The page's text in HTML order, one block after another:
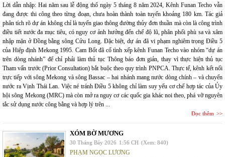
Lời dẫn nhập: Hai năm sau lễ động thổ ngày 5 tháng 8 năm 2024, Kênh Funan Techo vẫn
đang được thi công theo từng đoạn, chưa hoàn thành toàn tuyến khoảng 180 km. Tác giả
phân tích rõ dự án không chỉ là tuyến giao thông đường thủy đơn thuần mà còn là công trình
điều tiết nước đa mục tiêu, có nguy cơ ảnh hưởng đến chế độ lũ, phân phối phù sa và xâm
nhập mặn ở Đồng bằng sông Cửu Long. Đặc biệt, dự án đã vi phạm nghiêm trọng Điều 5
của Hiệp định Mekong 1995. Cam Bốt đã cố tình xếp kênh Funan Techo vào nhóm “dự án
trên dòng nhánh” để chỉ phải làm thủ tục Thông báo đơn giản, thay vì thực hiện thủ tục
Tham vấn trước (Prior Consultation) bắt buộc theo quy trình PNPCA. Thực tế, kênh kết nối
trực tiếp với sông Mekong và sông Bassac – hai nhánh mang nước dòng chính – và chuyển
nước ra Vịnh Thái Lan. Việc né tránh Điều 5 không chỉ làm suy yếu cơ chế hợp tác của Ủy
hội sông Mekong (MRC) mà còn mở ra nguy cơ các quốc gia khác noi theo, phá vỡ nguyên
tắc sử dụng nước công bằng và hợp lý trên ...
Đọc thêm
XÓM BỜ MƯƠNG
30 Tháng Bảy 2026 1:56 CH (Xem: 840)
PHẠM NGỌC LƯƠNG